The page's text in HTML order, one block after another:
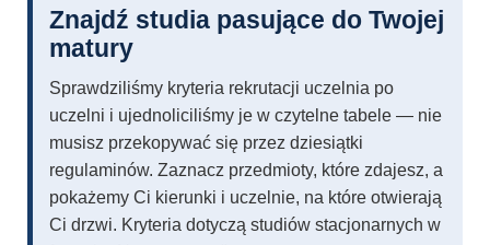
Znajdź studia pasujące do Twojej
matury
Sprawdziliśmy kryteria rekrutacji uczelnia po
uczelni i ujednoliciliśmy je w czytelne tabele — nie
musisz przekopywać się przez dziesiątki
regulaminów. Zaznacz przedmioty, które zdajesz, a
pokażemy Ci kierunki i uczelnie, na które otwierają
Ci drzwi. Kryteria dotyczą studiów stacjonarnych w